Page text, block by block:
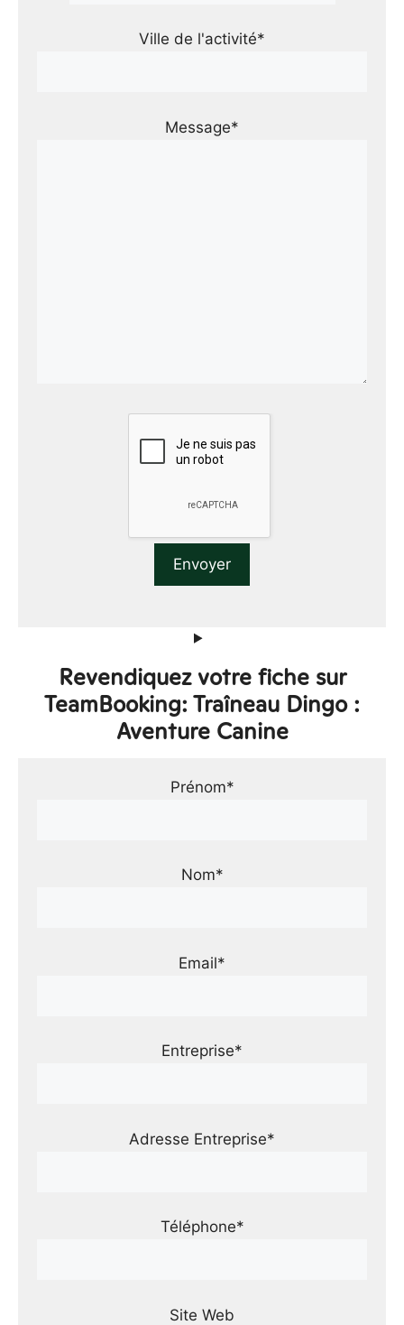
Ville de l'activité*
Message*
Revendiquez votre fiche sur
TeamBooking: Traîneau Dingo :
Aventure Canine
Prénom*
Nom*
Email*
Entreprise*
Adresse Entreprise*
Téléphone*
Site Web